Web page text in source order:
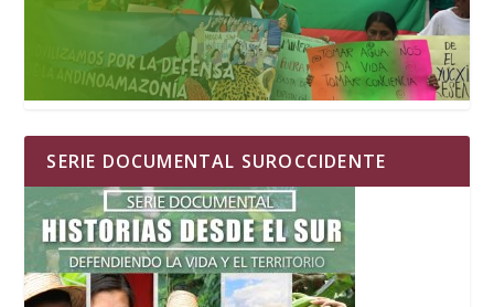
SERIE DOCUMENTAL SUROCCIDENTE